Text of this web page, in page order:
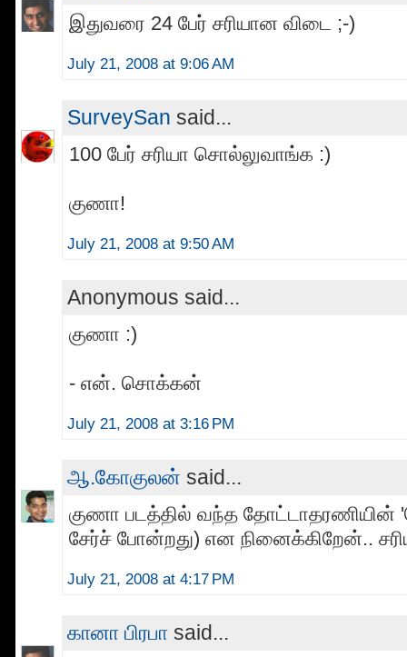
இதுவரை 24 பேர் சரியான விடை ;-)
July 21, 2008 at 9:06 AM
SurveySan said...
100 பேர் சரியா சொல்லுவாங்க :)
குணா!
July 21, 2008 at 9:50 AM
Anonymous said...
குணா :)
- என். சொக்கன்
July 21, 2008 at 3:16 PM
ஆ.கோகுலன் said...
குணா படத்தில் வந்த தோட்டாதரணியின்
சேர்ச் போன்றது) என நினைக்கிறேன்..
July 21, 2008 at 4:17 PM
கானா பிரபா said...